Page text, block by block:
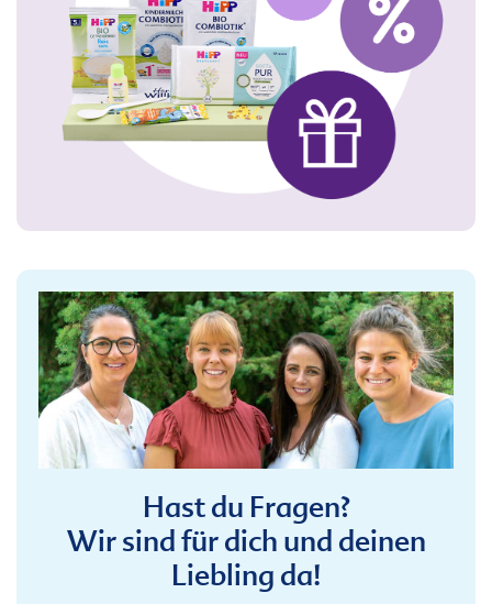
Hast du Fragen?
Wir sind für dich und deinen
Liebling da!